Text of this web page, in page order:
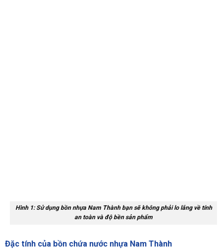
Hình 1: Sử dụng bồn nhựa Nam Thành bạn sẽ không phải lo lắng về tính
an toàn và độ bền sản phẩm
Đặc tính của bồn chứa nước nhựa Nam Thành